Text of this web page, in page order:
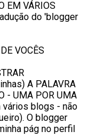
EM VÁRIOS
do 'blogger
VOCÊS
A PALAVRA
- UMA POR UMA
vários blogs - não
O blogger
pág no perfil